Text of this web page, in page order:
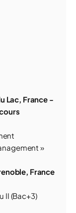
Lac, France -
»
France
II (Bac+3)